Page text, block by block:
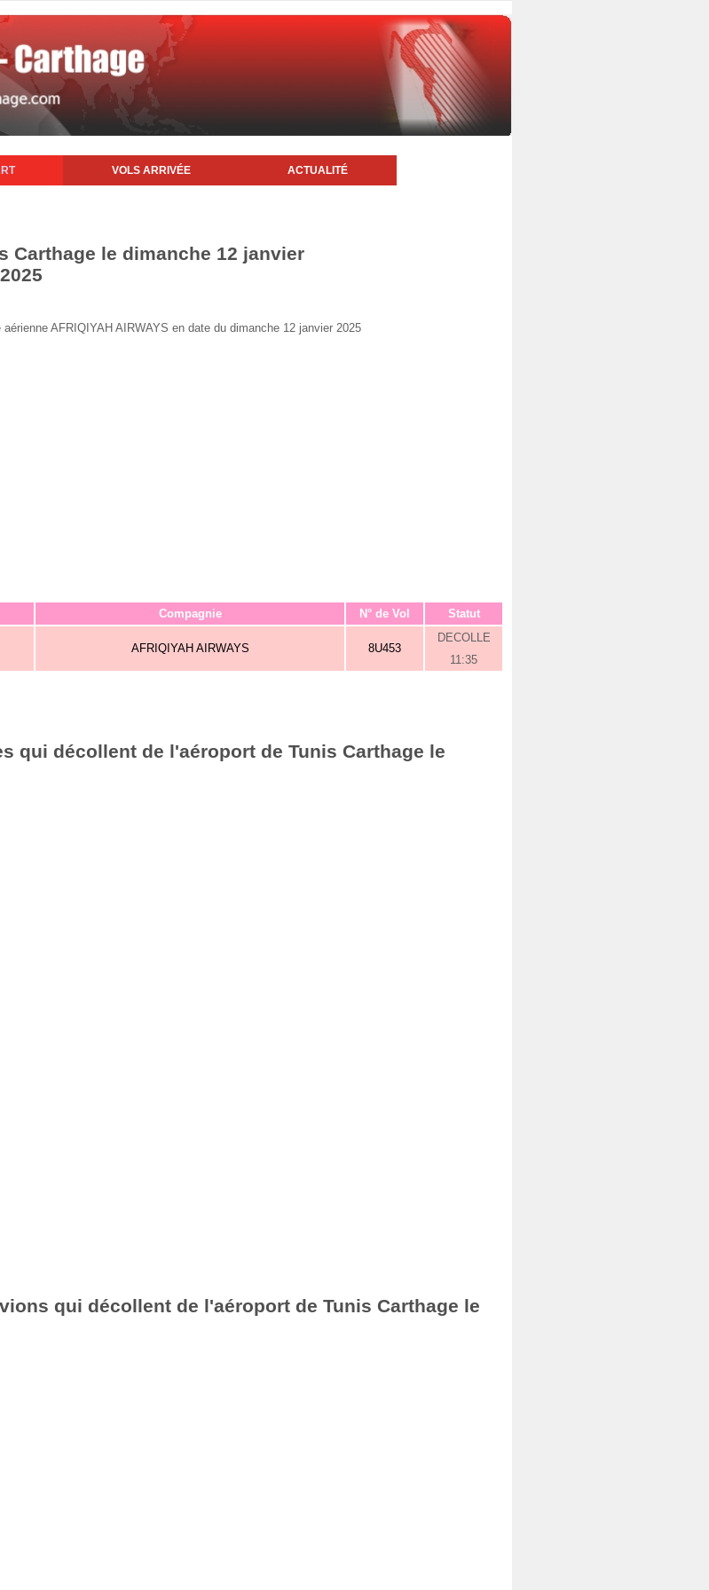
VOLS ARRIVÉE ACTUALITÉ
Carthage le dimanche 12 janvier
2025
AFRIQIYAH AIRWAYS en date du dimanche 12 janvier 2025
Compagnie N° de Vol Statut
AFRIQIYAH AIRWAYS 8U453
DECOLLE
11:35
qui décollent de l'aéroport de Tunis Carthage le
qui décollent de l'aéroport de Tunis Carthage le